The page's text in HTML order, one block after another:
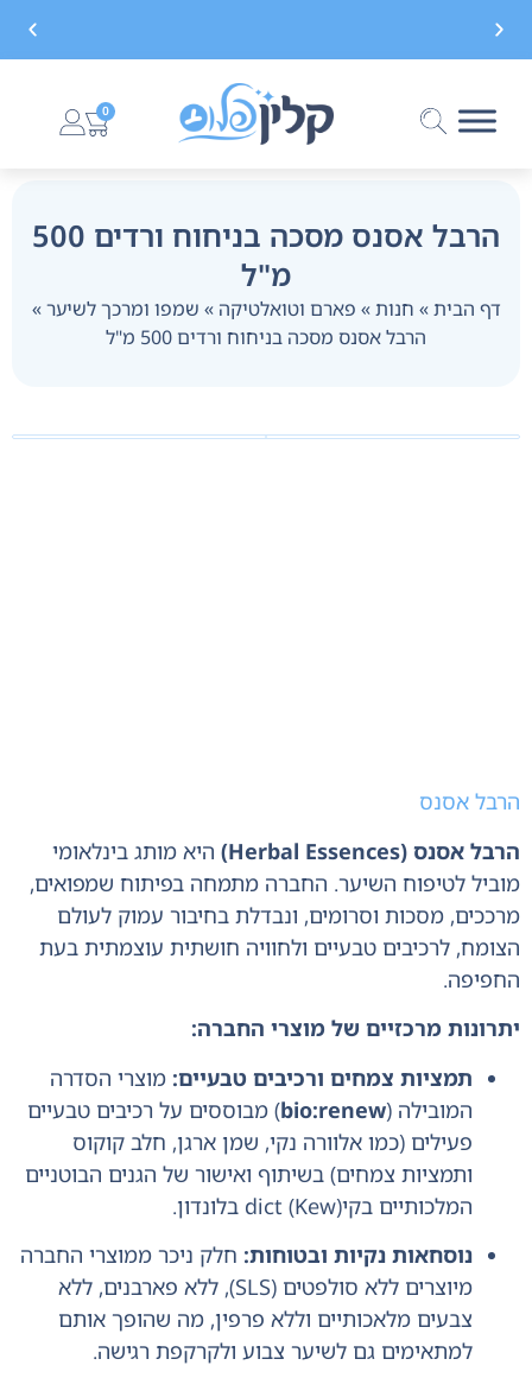
משלוח חינם בקנייה מעל 299 ₪, לא כולל בישום 0
הרבל אסנס מסכה בניחוח ורדים 500
מ"ל
דף הבית» חנות» פארם וטואלטיקה » שמפו ומרכך לשיער»
הרבל אסנס מסכה בניחוח ורדים 500 מ"ל
הרבל אסנס
הרבל אסנס (Herbal Essences)
היא מותג בינלאומי
מוביל לטיפוח השיער. החברה מתמחה בפיתוח שמפואים,
מרככים, מסכות וסרומים, ונבדלת בחיבור עמוק לעולם
הצומח, לרכיבים טבעיים ולחוויה חושתית עוצמתית בעת
החפיפה.
יתרונות מרכזיים של מוצרי החברה:
תמציות צמחים ורכיבים טבעיים: מוצרי הסדרה
המובילה (bio:renew) מבוססים על רכיבים טבעיים
פעילים (כמו אלוורה נקי, שמן ארגן, חלב קוקוס
ותמציות צמחים) בשיתוף ואישור של הגנים הבוטניים
המלכותיים בקיdict (Kew) בלונדון.
נוסחאות נקיות ובטוחות: חלק ניכר ממוצרי החברה
מיוצרים ללא סולפטים (SLS), ללא פארבנים, ללא
צבעים מלאכותיים וללא פרפין, מה שהופך אותם
למתאימים גם לשיער צבוע ולקרקפת רגישה.